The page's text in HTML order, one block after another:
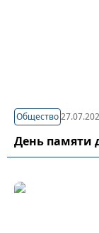
Общество
День памяти